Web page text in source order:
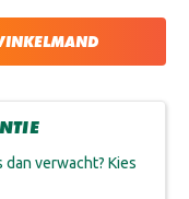
verwacht? Kies